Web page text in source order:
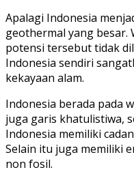
Apalagi Indonesia
geothermal yang besar.
potensi tersebut tidak
Indonesia sendiri
kekayaan alam.
Indonesia berada pada
juga garis khatulistiwa,
Indonesia memiliki
Selain itu juga memiliki
non fosil.